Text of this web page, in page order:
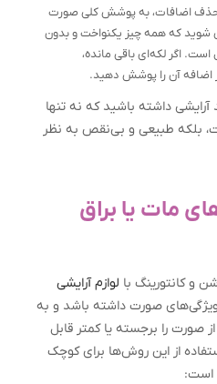
حذف اضافات، به پوشش کلی صورت
شوید که همه چیز یکنواخت و بدون
اگر لکه‌ای باقی مانده،
اضافه آن را پوشش دهید.
آرایشی داشته باشید که نه تنها
طبیعی و بی‌نقص به نظر
مات يا براق
و کانتورینگ با لوازم آرایشی
ویژگی‌های صورت داشته باشد و به
صورت را برجسته یا کمتر قابل
از این روش‌ها برای کوچک
است: